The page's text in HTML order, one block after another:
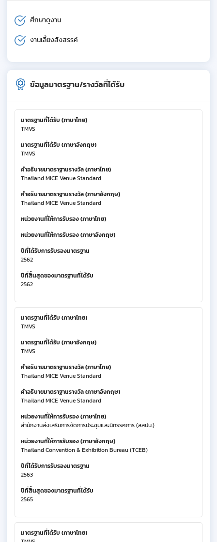
ศึกษาดูงาน
งานเลี้ยงสังสรรค์
ข้อมูลมาตรฐาน/รางวัลที่ได้รับ
มาตรฐานที่ได้รับ (ภาษาไทย)
TMVS
มาตรฐานที่ได้รับ (ภาษาอังกฤษ)
TMVS
คำอธิบายมาตราฐานรางวัล (ภาษาไทย)
Thailand MICE Venue Standard
คำอธิบายมาตราฐานรางวัล (ภาษาอังกฤษ)
Thailand MICE Venue Standard
หน่วยงานที่ให้การรับรอง (ภาษาไทย)
หน่วยงานที่ให้การรับรอง (ภาษาอังกฤษ)
ปีที่ได้รับการรับรองมาตรฐาน
2562
ปีที่สิ้นสุดของมาตรฐานที่ได้รับ
2562
มาตรฐานที่ได้รับ (ภาษาไทย)
TMVS
มาตรฐานที่ได้รับ (ภาษาอังกฤษ)
TMVS
คำอธิบายมาตราฐานรางวัล (ภาษาไทย)
Thailand MICE Venue Standard
คำอธิบายมาตราฐานรางวัล (ภาษาอังกฤษ)
Thailand MICE Venue Standard
หน่วยงานที่ให้การรับรอง (ภาษาไทย)
สำนักงานส่งเสริมการจัดการประชุมและนิทรรศการ (สสปน.)
หน่วยงานที่ให้การรับรอง (ภาษาอังกฤษ)
Thailand Convention & Exhibition Bureau (TCEB)
ปีที่ได้รับการรับรองมาตรฐาน
2563
ปีที่สิ้นสุดของมาตรฐานที่ได้รับ
2565
มาตรฐานที่ได้รับ (ภาษาไทย)